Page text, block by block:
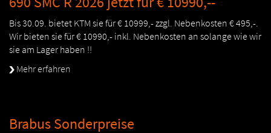
Bis 30.09. bietet KTM sie für € 10999,- zzgl. Nebenkosten € 495,-.
Wir bieten sie für € 10990,- inkl. Nebenkosten an solange wie wir
sie am Lager haben !!
Mehr erfahren
Brabus Sonderpreise